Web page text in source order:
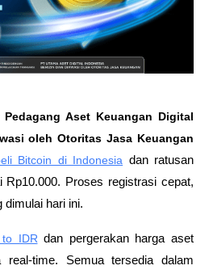
Pedagang Aset Keuangan Digital
oleh Otoritas Jasa Keuangan
Bitcoin di Indonesia dan ratusan
Rp10.000. Proses registrasi cepat,
dimulai hari ini.
IDR dan pergerakan harga aset
real-time. Semua tersedia dalam